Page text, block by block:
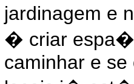
jardinagem e
� criar
caminhar e